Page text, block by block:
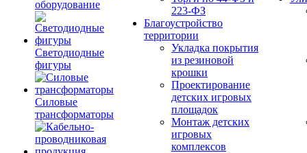
оборудование
Светодиодные
фигуры
Силовые
трансформаторы
223-ФЗ
Благоустройство
территории
Укладка покрытия
из резиновой
крошки
Проектирование
детских игровых
площадок
Монтаж детских
игровых
комплексов